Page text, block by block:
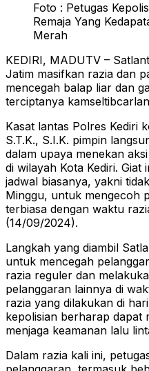
Foto : Petugas
Remaja Yang
Merah
KEDIRI, MADUTV –
Jatim masifkan razia dan
mencegah balap liar dan
terciptanya
Kasat lantas Polres Kediri
S.T.K., S.I.K. pimpin
dalam upaya menekan
di wilayah Kota Kediri. Giat
jadwal biasanya, yakni
Minggu, untuk mengecoh
terbiasa dengan waktu
(14/09/2024).
Langkah yang diambil
untuk mencegah
razia reguler dan
pelanggaran lainnya di
razia yang dilakukan di
kepolisian berharap dapat
menjaga keamanan lalu
Dalam razia kali ini,